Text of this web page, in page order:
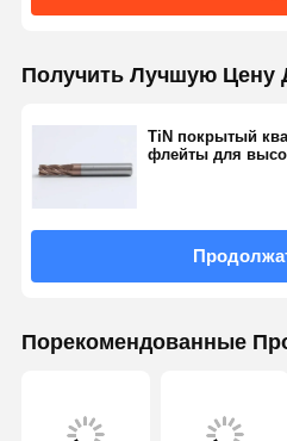
Получить Лучшую Цену
TiN покрытый
флейты для
Порекомендованные